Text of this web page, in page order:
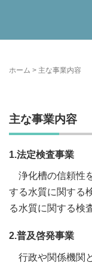
ホーム > 主な事業内容
主な事業内容
1.法定検査事業
浄化槽の信頼性
する水質に関する
る水質に関する検
2.普及啓発事業
行政や関係機関